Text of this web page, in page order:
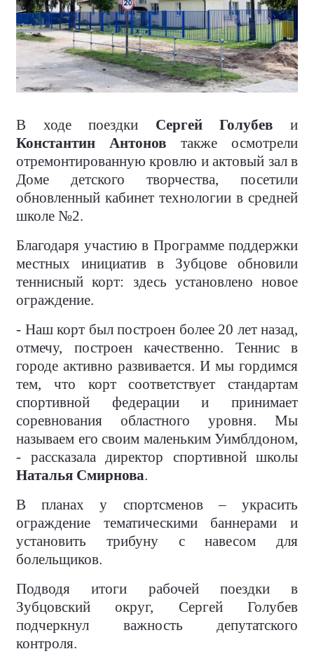
В ходе поездки Сергей Голубев и
Константин Антонов также осмотрели
отремонтированную кровлю и актовый зал в
Доме детского творчества, посетили
обновленный кабинет технологии в средней
школе №2.
Благодаря участию в Программе поддержки
местных инициатив в Зубцове обновили
теннисный корт: здесь установлено новое
ограждение.
- Наш корт был построен более 20 лет назад,
отмечу, построен качественно. Теннис в
городе активно развивается. И мы гордимся
тем, что корт соответствует стандартам
спортивной федерации и принимает
соревнования областного уровня. Мы
называем его своим маленьким Уимблдоном,
- рассказала директор спортивной школы
Наталья Смирнова.
В планах у спортсменов – украсить
ограждение тематическими баннерами и
установить трибуну с навесом для
болельщиков.
Подводя итоги рабочей поездки в
Зубцовский округ, Сергей Голубев
подчеркнул важность депутатского
контроля.